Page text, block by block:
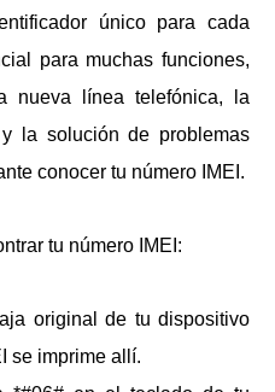
único para cada
para muchas funciones,
nueva línea telefónica, la
la solución de problemas
conocer tu número IMEI.
tu número IMEI:
original de tu dispositivo
se imprime allí.